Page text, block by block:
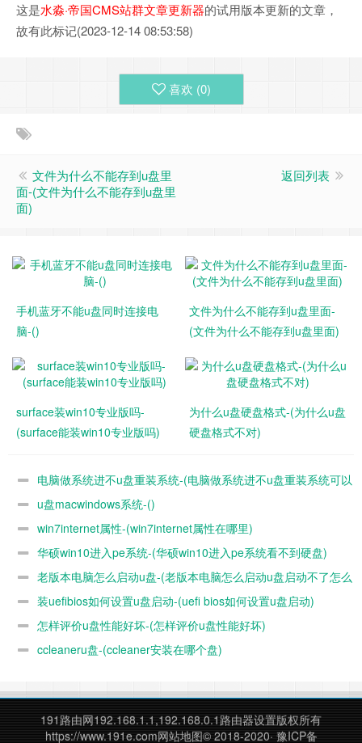
这是水淼·帝国CMS站群文章更新器的试用版本更新的文章，
故有此标记(2023-12-14 08:53:58)
喜欢 (0)
文件为什么不能存到u盘里
面-(文件为什么不能存到u盘里
面)
返回列表
手机蓝牙不能u盘同时连接电
脑-()
文件为什么不能存到u盘里面-
(文件为什么不能存到u盘里面)
surface装win10专业版吗-
(surface能装win10专业版吗)
为什么u盘硬盘格式-(为什么u盘
硬盘格式不对)
电脑做系统进不u盘重装系统-(电脑做系统进不u盘重装系统可以
吗) u盘macwindows系统-()
win7internet属性-(win7internet属性在哪里)
华硕win10进入pe系统-(华硕win10进入pe系统看不到硬盘)
老版本电脑怎么启动u盘-(老版本电脑怎么启动u盘启动不了怎么
办) 装uefibios如何设置u盘启动-(uefi bios如何设置u盘启动)
怎样评价u盘性能好坏-(怎样评价u盘性能好坏)
ccleaneru盘-(ccleaner安装在哪个盘)
191路由网192.168.1.1,192.168.0.1路由器设置版权所有
https://www.191e.com网站地图© 2018-2020· 豫ICP备